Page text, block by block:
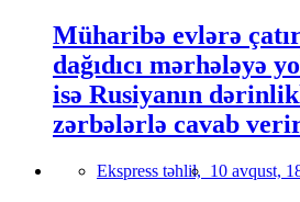
Müharibə evlərə
dağıdıcı mərhələyə
isə Rusiyanın
zərbələrlə cavab
Ekspress təhlil, 10 avqust,